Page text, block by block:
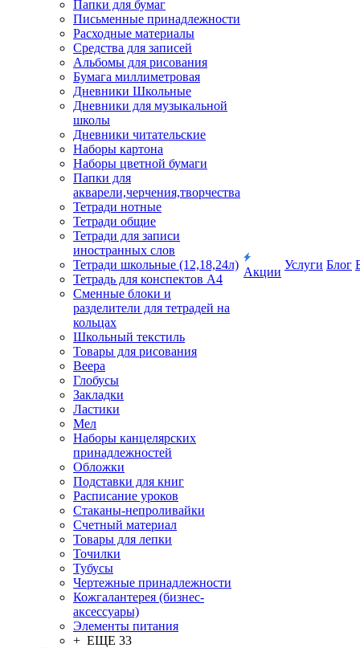
Папки для бумаг
Письменные принадлежности
Расходные материалы
Средства для записей
Альбомы для рисования
Бумага миллиметровая
Дневники Школьные
Дневники для музыкальной
школы
Дневники читательские
Наборы картона
Наборы цветной бумаги
Папки для
акварели,черчения,творчества
Тетради нотные
Тетради общие
Тетради для записи
иностранных слов
Тетради школьные (12,18,24л)
Тетрадь для конспектов А4
Сменные блоки и
разделители для тетрадей на
кольцах
Школьный текстиль
Товары для рисования
Веера
Глобусы
Закладки
Ластики
Мел
Наборы канцелярских
принадлежностей
Обложки
Подставки для книг
Расписание уроков
Стаканы-непроливайки
Счетный материал
Товары для лепки
Точилки
Тубусы
Чертежные принадлежности
Кожгалантерея (бизнес-
аксессуары)
Элементы питания
+ ЕЩЕ 33
Акции
Услуги Блог